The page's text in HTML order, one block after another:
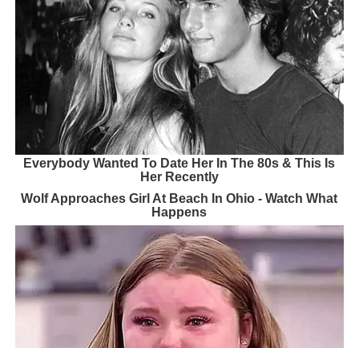
Everybody Wanted To Date Her In The 80s & This Is
Her Recently
Wolf Approaches Girl At Beach In Ohio - Watch What
Happens